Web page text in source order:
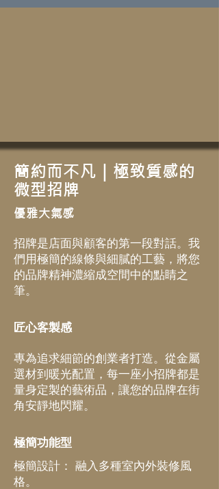
簡約而不凡｜極致質感的
微型招牌
優雅大氣感
招牌是店面與顧客的第一段對話。我
們用極簡的線條與細膩的工藝，將您
的品牌精神濃縮成空間中的點睛之
筆。
匠心客製感
專為追求細節的創業者打造。從金屬
選材到暖光配置，每一座小招牌都是
量身定製的藝術品，讓您的品牌在街
角安靜地閃耀。
極簡功能型
極簡設計： 融入多種室內外裝修風
格。